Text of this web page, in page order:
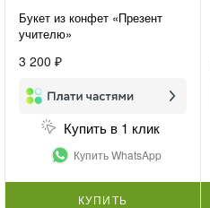
Букет из конфет «Презент
учителю»
3 200 ₽
Купить в 1 клик
Купить WhatsApp
КУПИТЬ